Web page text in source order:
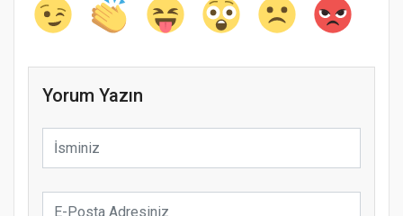
Yorum Yazın